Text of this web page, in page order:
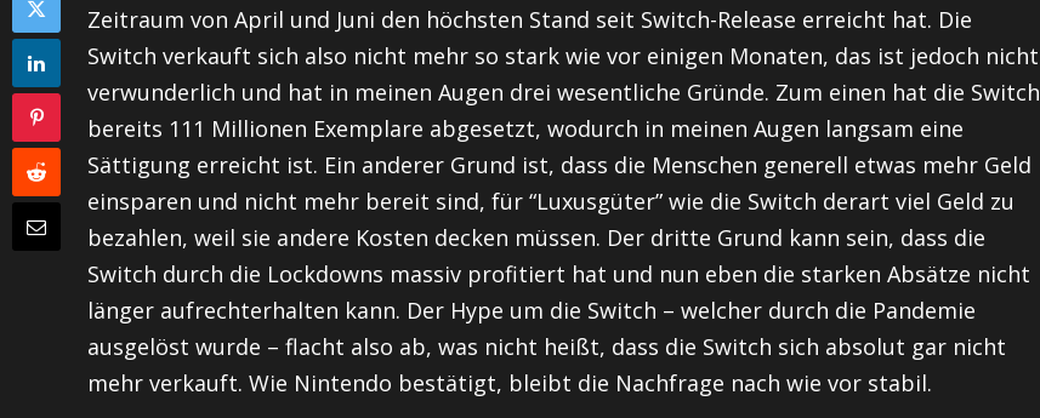
Zeitraum von April und Juni den höchsten Stand seit Switch-Release erreicht hat. Die
Switch verkauft sich also nicht mehr so stark wie vor einigen Monaten, das ist jedoch nicht
verwunderlich und hat in meinen Augen drei wesentliche Gründe. Zum einen hat die Switch
bereits 111 Millionen Exemplare abgesetzt, wodurch in meinen Augen langsam eine
Sättigung erreicht ist. Ein anderer Grund ist, dass die Menschen generell etwas mehr Geld
einsparen und nicht mehr bereit sind, für “Luxusgüter” wie die Switch derart viel Geld zu
bezahlen, weil sie andere Kosten decken müssen. Der dritte Grund kann sein, dass die
Switch durch die Lockdowns massiv profitiert hat und nun eben die starken Absätze nicht
länger aufrechterhalten kann. Der Hype um die Switch – welcher durch die Pandemie
ausgelöst wurde – flacht also ab, was nicht heißt, dass die Switch sich absolut gar nicht
mehr verkauft. Wie Nintendo bestätigt, bleibt die Nachfrage nach wie vor stabil.